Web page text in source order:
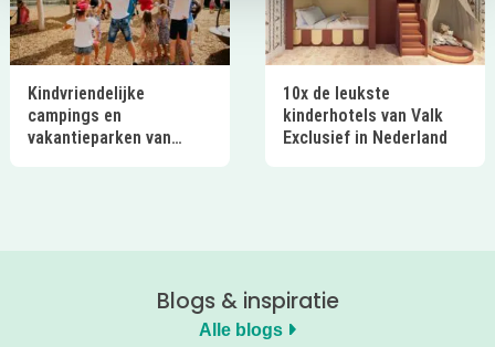
Kindvriendelijke
campings en
vakantieparken van
10x de leukste
kinderhotels van Valk
Exclusief in Nederland
Blogs & inspiratie
Alle blogs